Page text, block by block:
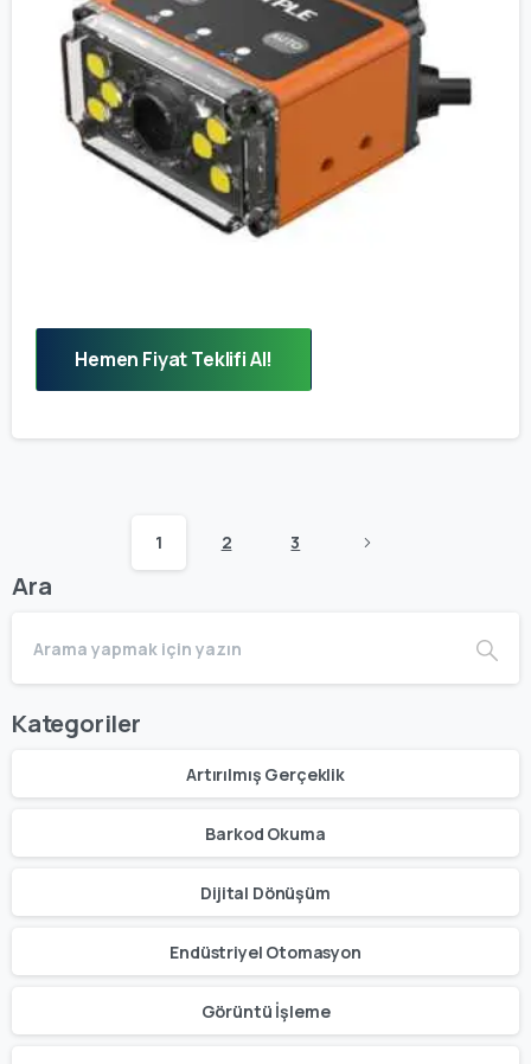
Hemen Fiyat Teklifi Al!
1 2 3
Ara
Kategoriler
Artırılmış Gerçeklik
Barkod Okuma
Dijital Dönüşüm
Endüstriyel Otomasyon
Görüntü İşleme